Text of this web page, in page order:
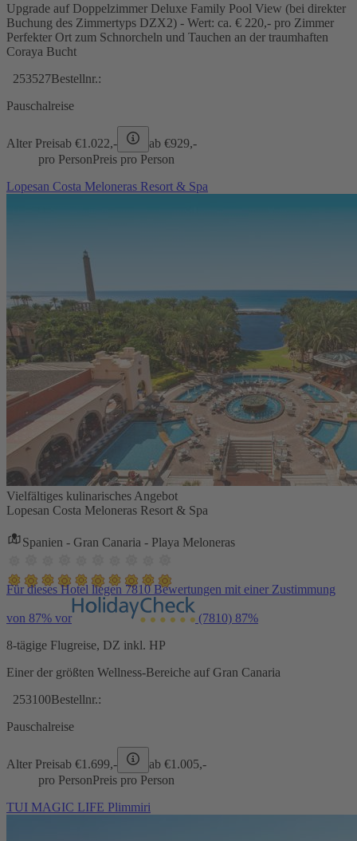
Upgrade auf Doppelzimmer Deluxe Family Pool View (bei direkter
Buchung des Zimmertyps DZX2) - Wert: ca. € 220,- pro Zimmer
Perfekter Ort zum Schnorcheln und Tauchen an der traumhaften
Coraya Bucht
253527Bestellnr.:
Pauschalreise
Alter Preisab €1.022,- ab €929,-
pro PersonPreis pro Person
Lopesan Costa Meloneras Resort & Spa
Vielfältiges kulinarisches Angebot
Lopesan Costa Meloneras Resort & Spa
Spanien - Gran Canaria - Playa Meloneras
Für dieses Hotel liegen 7810 Bewertungen mit einer Zustimmung
von 87% vor (7810) 87%
8-tägige Flugreise, DZ inkl. HP
Einer der größten Wellness-Bereiche auf Gran Canaria
253100Bestellnr.:
Pauschalreise
Alter Preisab €1.699,- ab €1.005,-
pro PersonPreis pro Person
TUI MAGIC LIFE Plimmiri